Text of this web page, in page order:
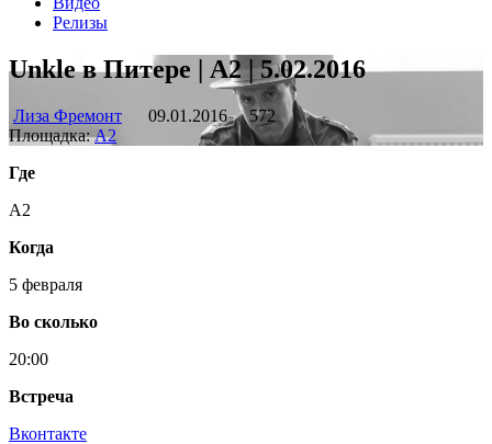
Релизы
Unkle в Питере | А2 | 5.02.2016
Лиза Фремонт 09.01.2016
572
Площадка:А2
Где
А2
Когда
5 февраля
Во сколько
20:00
Встреча
Вконтакте